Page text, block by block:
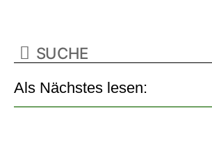
Als Nächstes lesen: